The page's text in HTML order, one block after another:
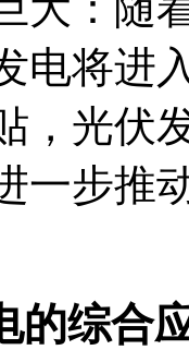
电将进
，光伏
一步推
的综合